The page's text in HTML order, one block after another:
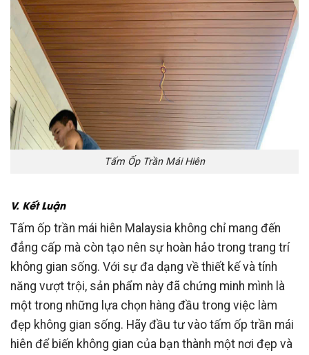
Tấm Ốp Trần Mái Hiên
V. Kết Luận
Tấm ốp trần mái hiên Malaysia không chỉ mang đến
đẳng cấp mà còn tạo nên sự hoàn hảo trong trang trí
không gian sống. Với sự đa dạng về thiết kế và tính
năng vượt trội, sản phẩm này đã chứng minh mình là
một trong những lựa chọn hàng đầu trong việc làm
đẹp không gian sống. Hãy đầu tư vào tấm ốp trần mái
hiên để biến không gian của bạn thành một nơi đẹp và